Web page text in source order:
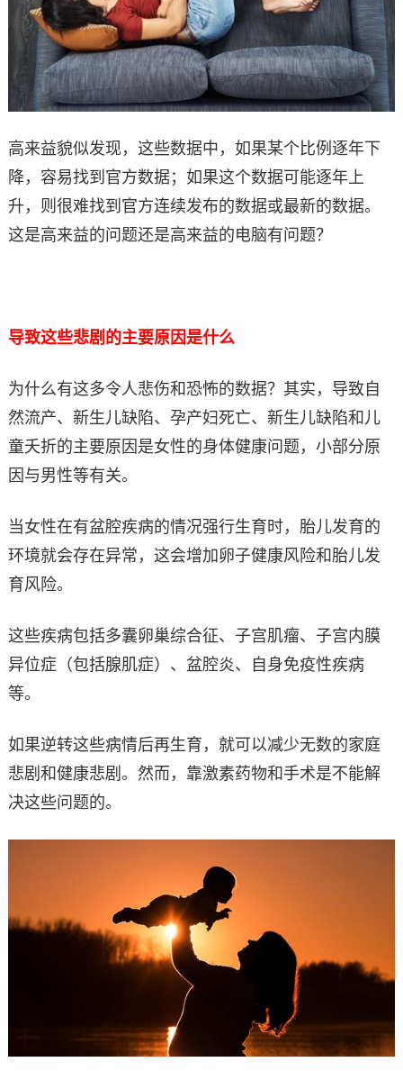
高来益貌似发现，这些数据中，如果某个比例逐年下
降，容易找到官方数据；如果这个数据可能逐年上
升，则很难找到官方连续发布的数据或最新的数据。
这是高来益的问题还是高来益的电脑有问题？
导致这些悲剧的主要原因是什么
为什么有这多令人悲伤和恐怖的数据？其实，导致自
然流产、新生儿缺陷、孕产妇死亡、新生儿缺陷和儿
童夭折的主要原因是女性的身体健康问题，小部分原
因与男性等有关。
当女性在有盆腔疾病的情况强行生育时，胎儿发育的
环境就会存在异常，这会增加卵子健康风险和胎儿发
育风险。
这些疾病包括多囊卵巢综合征、子宫肌瘤、子宫内膜
异位症（包括腺肌症）、盆腔炎、自身免疫性疾病
等。
如果逆转这些病情后再生育，就可以减少无数的家庭
悲剧和健康悲剧。然而，靠激素药物和手术是不能解
决这些问题的。